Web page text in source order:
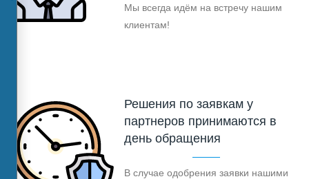
Мы всегда идём на встречу нашим
клиентам!
Решения по заявкам у
партнеров принимаются в
день обращения
В случае одобрения заявки нашими